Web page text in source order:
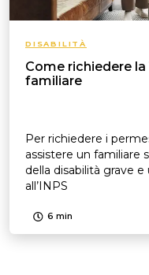
DISABILITÀ
Come richiedere
familiare
Per richiedere i
assistere un familiare
della disabilità grave
all’INPS
6 min